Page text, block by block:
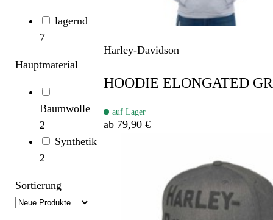
lagernd
7
Hauptmaterial
Baumwolle
2
Synthetik
2
Sortierung
Harley-Davidson
HOODIE ELONGATED
auf Lager
ab 79,90 €